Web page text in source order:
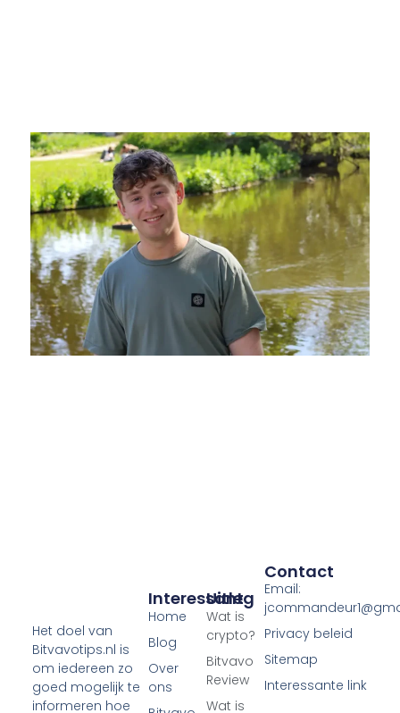
Het doel van
Bitvavotips.nl is
om iedereen zo
goed mogelijk te
informeren hoe
Uitleg
Wat is
crypto?
Bitvavo
Review
Wat is
Interessant
Home
Blog
Over
ons
Contact
Email:
Privacy beleid
Sitemap
Interessante link